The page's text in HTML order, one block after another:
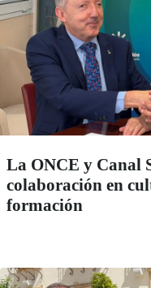
La ONCE y Canal
colaboración en
formación